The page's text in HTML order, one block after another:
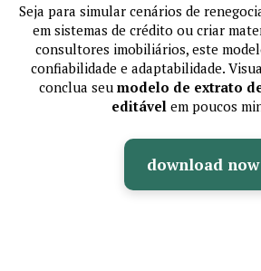
Seja para simular cenários de
em sistemas de crédito ou criar
consultores imobiliários, este
confiabilidade e adaptabilidade.
conclua seu modelo de extrato
editável em poucos
download now